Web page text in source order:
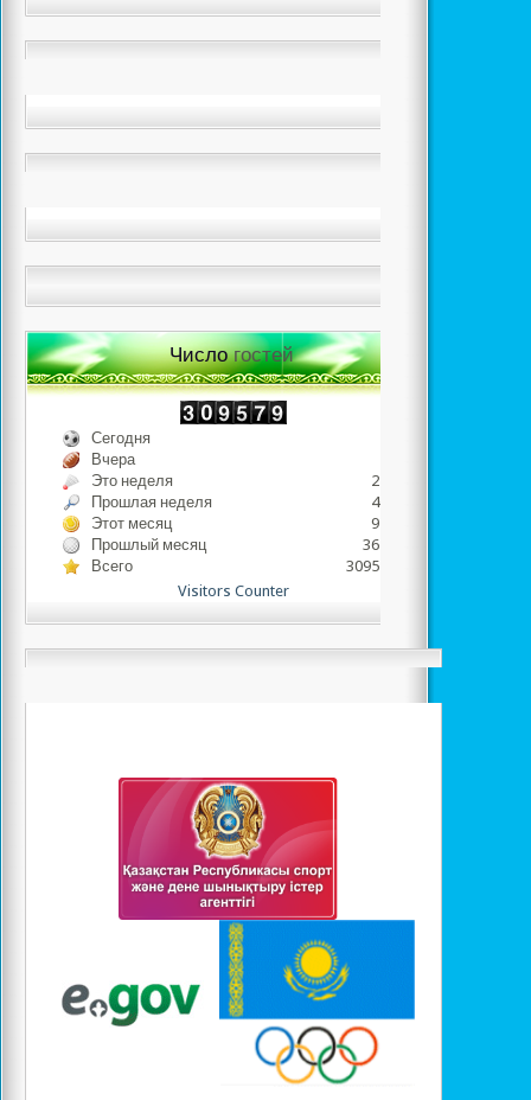
Числогостей
Сегодня
Вчера
Это неделя
2275
Прошлая неделя
4634
Этот месяц
9421
Прошлый месяц
36798
Всего
3095729
Visitors Counter